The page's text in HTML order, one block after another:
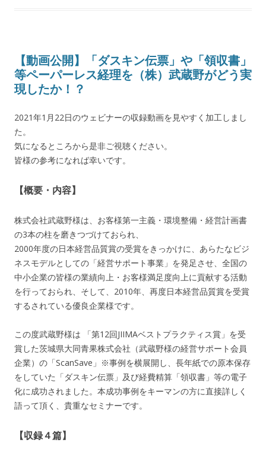
【動画公開】「ダスキン伝票」や「領収書」
等ペーパーレス経理を（株）武蔵野がどう実
現したか！？
2021年1月22日のウェビナーの収録動画を見やすく加工しまし
た。
気になるところから是非ご視聴ください。
皆様の参考になれば幸いです。
【概要・内容】
株式会社武蔵野様は、お客様第一主義・環境整備・経営計画書
の3本の柱を磨きつづけておられ、
2000年度の日本経営品質賞の受賞をきっかけに、あらたなビジ
ネスモデルとしての「経営サポート事業」を発足させ、全国の
中小企業の皆様の業績向上・お客様満足度向上に貢献する活動
を行っておられ、そして、2010年、再度日本経営品質賞を受賞
するされている優良企業様です。
この度武蔵野様は 「第12回JIIMAベストプラクティス賞」を受
賞した茨城県大同青果株式会社（武蔵野様の経営サポート会員
企業）の「ScanSave」※事例を横展開し、長年紙での原本保存
をしていた「ダスキン伝票」及び経費精算「領収書」等の電子
化に成功されました。本成功事例をキーマンの方に直接詳しく
語って頂く、貴重なセミナーです。
【収録４篇】